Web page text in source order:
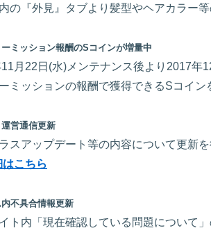
の『外見』タブより髪型やヘアカラー
ミッション報酬のSコインが増量中
月22日(水)メンテナンス後より2017年
ミッションの報酬で獲得できるSコイン
営通信更新
スアップデート等の内容について更新
こちら
不具合情報更新
ト内「現在確認している問題について